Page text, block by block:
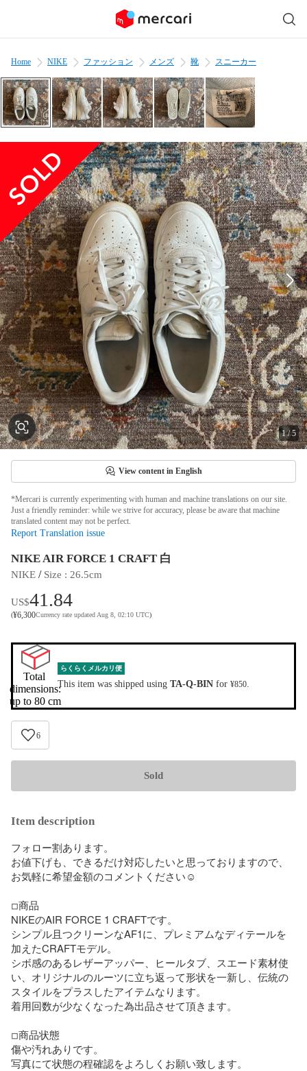
Home NIKE ファッション メンズ 靴 スニーカー
1/5
View content in English
*Mercari is currently experimenting with human and machine translations on our site.
Just a friendly reminder: while we strive for accuracy, please be aware that machine
translated content may not be perfect.
Report Translation issue
NIKE AIR FORCE 1 CRAFT 白
NIKE / Size : 26.5cm
US$41.84
(¥6,300Currency rate updated Aug 8, 02:10 UTC)
Total
dimensions:
up to 80 cm
らくらくメルカリ便
This item was shipped using TA-Q-BIN for ¥850.
6
Sold
Item description
フォロー割あります。
お値下げも、できるだけ対応したいと思っておりますので、
お気軽に希望金額のコメントください☺︎
◽︎商品
NIKEのAIR FORCE 1 CRAFTです。
シンプル且つクリーンなAF1に、プレミアムなディテールを
加えたCRAFTモデル。
シボ感のあるレザーアッパー、ヒールタブ、スエード素材使
い、オリジナルのルーツに立ち返って形状を一新し、伝統の
スタイルをプラスしたアイテムなります。
着用回数が少なくなった為出品させて頂きます。
◽︎商品状態
傷や汚れありです。
写真にて状態の程確認をよろしくお願い致します。